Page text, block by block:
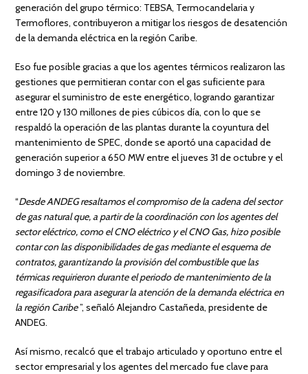
generación del grupo térmico: TEBSA, Termocandelaria y
Termoflores, contribuyeron a mitigar los riesgos de desatención
de la demanda eléctrica en la región Caribe.
Eso fue posible gracias a que los agentes térmicos realizaron las
gestiones que permitieran contar con el gas suficiente para
asegurar el suministro de este energético, logrando garantizar
entre 120 y 130 millones de pies cúbicos día, con lo que se
respaldó la operación de las plantas durante la coyuntura del
mantenimiento de SPEC, donde se aportó una capacidad de
generación superior a 650 MW entre el jueves 31 de octubre y el
domingo 3 de noviembre.
“Desde ANDEG resaltamos el compromiso de la cadena del sector
de gas natural que, a partir de la coordinación con los agentes del
sector eléctrico, como el CNO eléctrico y el CNO Gas, hizo posible
contar con las disponibilidades de gas mediante el esquema de
contratos, garantizando la provisión del combustible que las
térmicas requirieron durante el periodo de mantenimiento de la
regasificadora para asegurar la atención de la demanda eléctrica en
la región Caribe”, señaló Alejandro Castañeda, presidente de
ANDEG.
Así mismo, recalcó que el trabajo articulado y oportuno entre el
sector empresarial y los agentes del mercado fue clave para